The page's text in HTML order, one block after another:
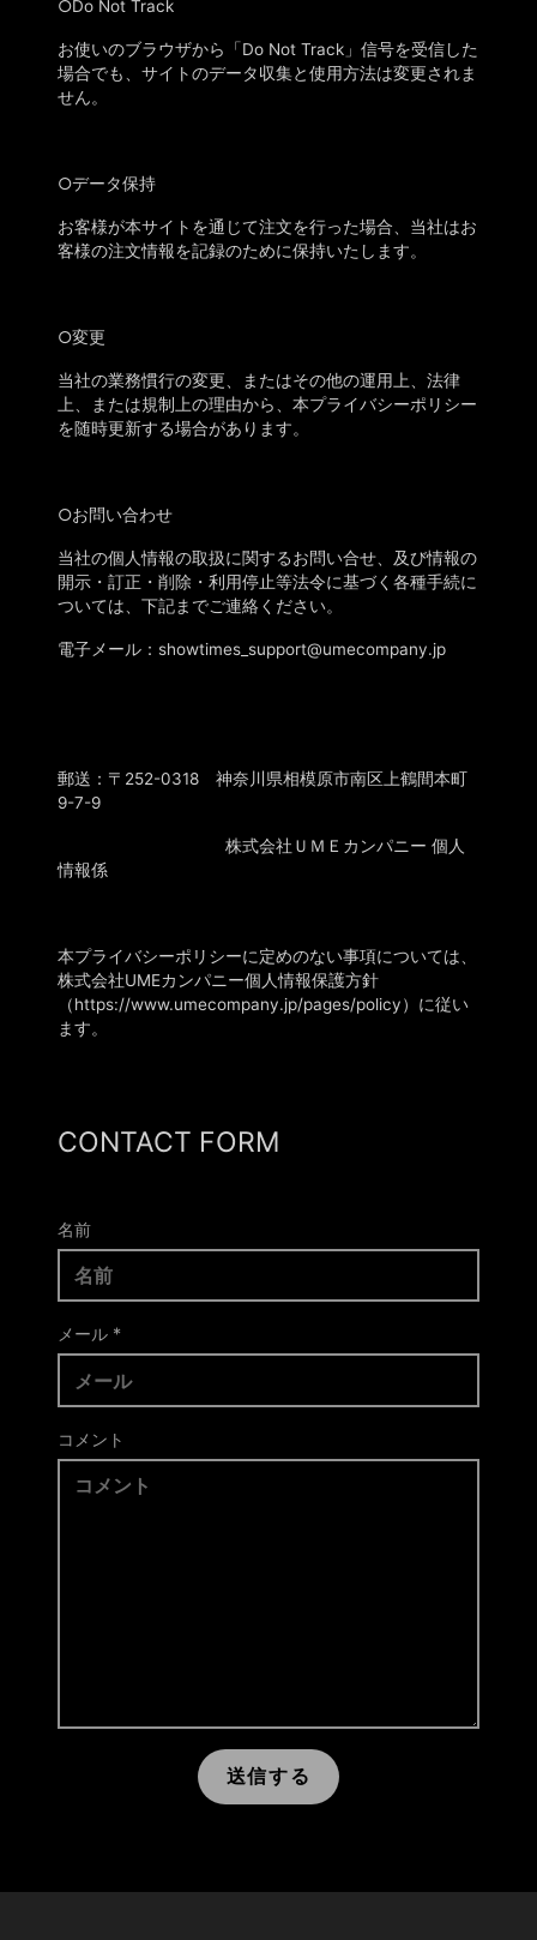
○Do Not Track
お使いのブラウザから「Do Not Track」信号を受信した
場合でも、サイトのデータ収集と使用方法は変更されま
せん。
○データ保持
お客様が本サイトを通じて注文を行った場合、 当社はお
客様の注文情報を記録のために保持いたします。
○変更
当社の業務慣行の変更、またはその他の運用上、法律
上、または規制上の理由から、本プライバシーポリシー
を随時更新する場合があります。
○お問い合わせ
当社の個人情報の取扱に関するお問い合せ、及び情報の
開示・訂正・削除・利用停止等法令に基づく各種手続に
ついては、下記までご連絡ください。
電子メール： showtimes_support@umecompany.jp
郵送：〒 252-0318 神奈川県相模原市南区上鶴間本町
9-7-9
株式会社ＵＭＥカンパニー 個人
情報係
本プライバシーポリシーに定めのない事項については、
株式会社UMEカンパニー個人情報保護方針
（https://www.umecompany.jp/pages/policy）に従い
ます。
CONTACT FORM
名前
メール *
コメント
送信する